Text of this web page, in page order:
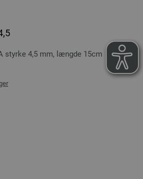
styrke 4,5 mm, længde 15cm